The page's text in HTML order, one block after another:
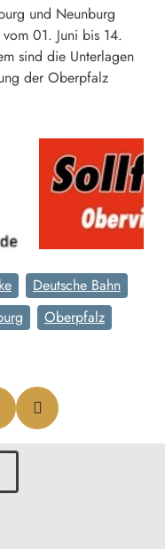
und Neunburg
01. Juni bis 14.
sind die Unterlagen
der Oberpfalz
Deutsche Bahn
Oberpfalz